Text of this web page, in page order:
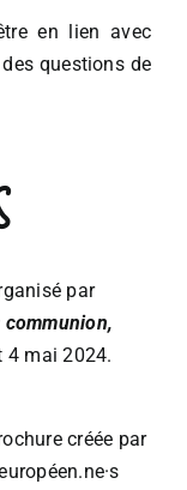
en lien avec
questions de
par
4 mai 2024.
créée par